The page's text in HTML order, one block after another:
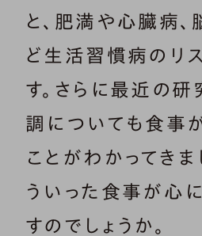
と、肥満や心臓病、
ど生活習慣病のリ
す。さらに最近の研
調についても食事
ことがわかってきま
ういった食事が心
すのでしょうか。